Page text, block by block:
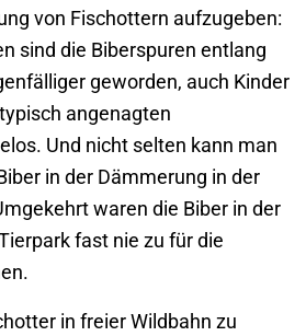
von Fischottern aufzugeben:
sind die Biberspuren entlang
geworden, auch Kinder
angenagten
Und nicht selten kann man
in der Dämmerung in der
waren die Biber in der
fast nie zu für die
in freier Wildbahn zu